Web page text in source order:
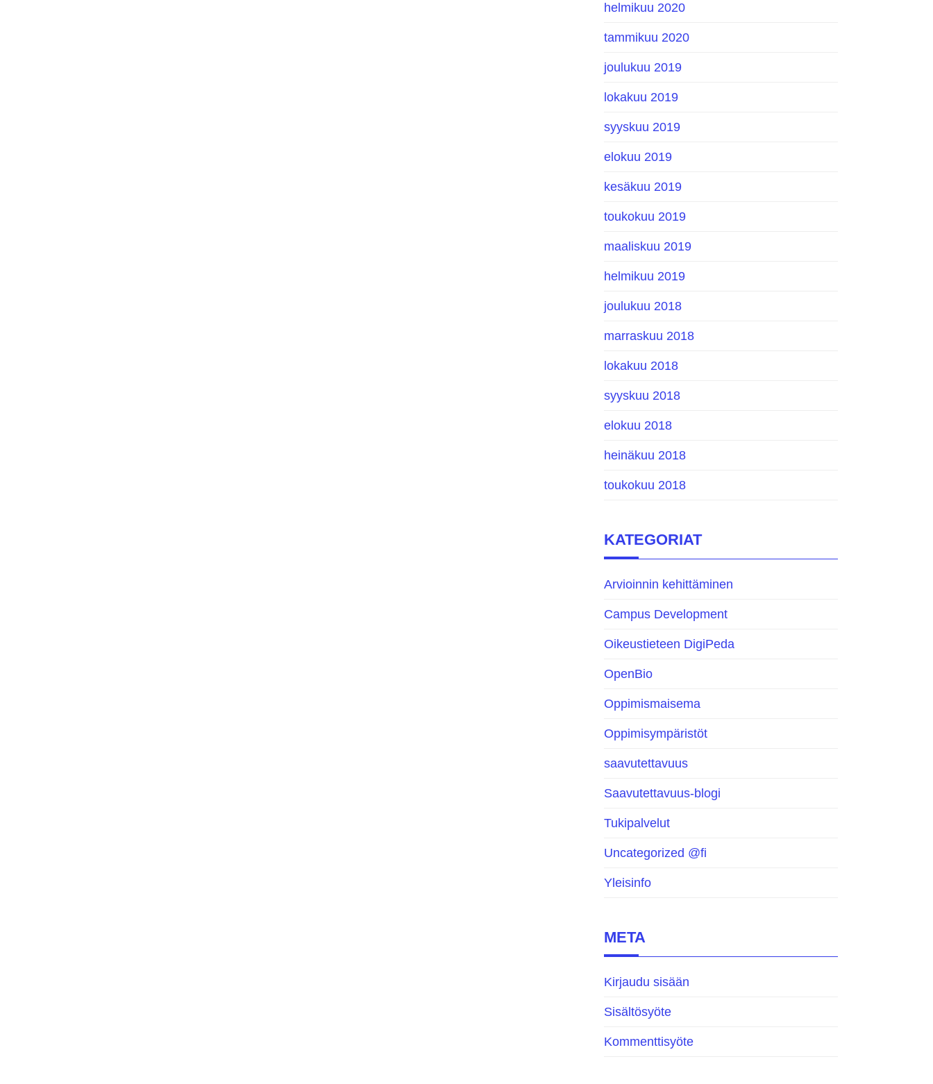
helmikuu 2020
tammikuu 2020
joulukuu 2019
lokakuu 2019
syyskuu 2019
elokuu 2019
kesäkuu 2019
toukokuu 2019
maaliskuu 2019
helmikuu 2019
joulukuu 2018
marraskuu 2018
lokakuu 2018
syyskuu 2018
elokuu 2018
heinäkuu 2018
toukokuu 2018
KATEGORIAT
Arvioinnin kehittäminen
Campus Development
Oikeustieteen DigiPeda
OpenBio
Oppimismaisema
Oppimisympäristöt
saavutettavuus
Saavutettavuus-blogi
Tukipalvelut
Uncategorized @fi
Yleisinfo
META
Kirjaudu sisään
Sisältösyöte
Kommenttisyöte